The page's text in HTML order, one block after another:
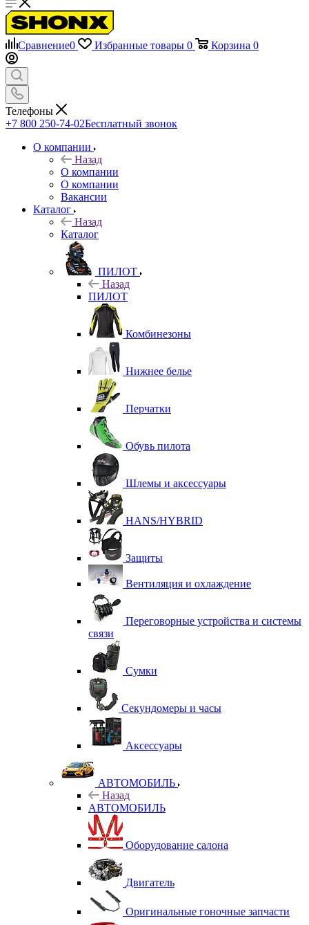
Сравнение0 Избранные товары 0 Корзина 0
Телефоны
+7 800 250-74-02Бесплатный звонок
О компании
Назад
О компании
О компании
Вакансии
Каталог
Назад
Каталог
ПИЛОТ
Назад
ПИЛОТ
Комбинезоны
Нижнее белье
Перчатки
Обувь пилота
Шлемы и аксессуары
HANS/HYBRID
Защиты
Вентиляция и охлаждение
Переговорные устройства и системы
связи
Сумки
Секундомеры и часы
Аксессуары
АВТОМОБИЛЬ
Назад
АВТОМОБИЛЬ
Оборудование салона
Двигатель
Оригинальные гоночные запчасти